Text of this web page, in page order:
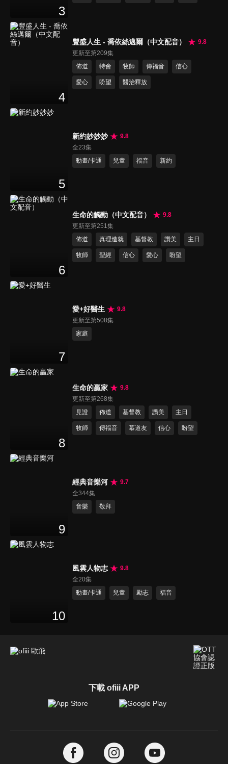
3
4
豐盛人生 - 喬依絲邁爾（中文配音）
9.8
更新至第209集
佈道
特會 牧師 傳福音 信心
愛心 盼望 醫治釋放
5
新約妙妙妙
9.8
全23集
動畫/卡通
兒童 福音 新約
6
生命的觸動（中文配音）
9.8
更新至第251集
佈道
真理造就 基督教 讚美 主日
牧師 聖經 信心 愛心 盼望
7
愛+好醫生
9.8
更新至第508集
家庭
8
生命的贏家
9.8
更新至第268集
見證
佈道 基督教 讚美 主日
牧師 傳福音 慕道友 信心 盼望
9
經典音樂河
9.7
全344集
音樂
敬拜
10
風雲人物志
9.8
全20集
動畫/卡通
兒童 勵志 福音
下載 ofiii APP